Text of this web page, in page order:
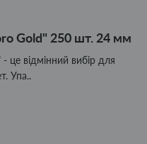
Gold" 250 шт. 24 мм
це відмінний вибір для
Упа..